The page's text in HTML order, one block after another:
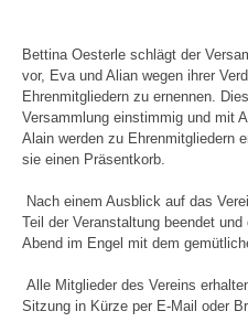
Bettina Oesterle schlägt der
vor, Eva und Alian wegen ihrer
Ehrenmitgliedern zu ernennen.
Versammlung einstimmig und mit
Alain werden zu Ehrenmitgliedern
sie einen Präsentkorb.
Nach einem Ausblick auf das
Teil der Veranstaltung beendet
Abend im Engel mit dem
Alle Mitglieder des Vereins
Sitzung in Kürze per E-Mail oder